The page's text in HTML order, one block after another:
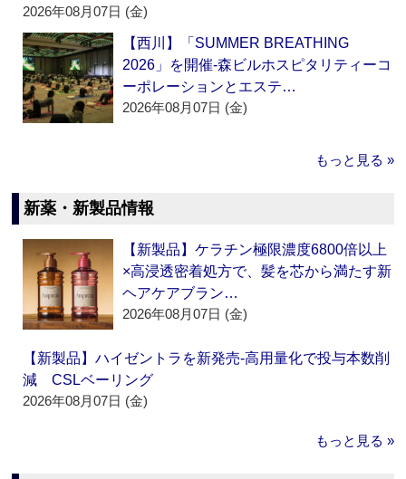
2026年08月07日 (金)
【西川】「SUMMER BREATHING
2026」を開催‐森ビルホスピタリティーコ
ーポレーションとエステ…
2026年08月07日 (金)
もっと見る »
新薬・新製品情報
【新製品】ケラチン極限濃度6800倍以上
×高浸透密着処方で、髪を芯から満たす新
ヘアケアブラン…
2026年08月07日 (金)
【新製品】ハイゼントラを新発売‐高用量化で投与本数削
減 CSLベーリング
2026年08月07日 (金)
もっと見る »